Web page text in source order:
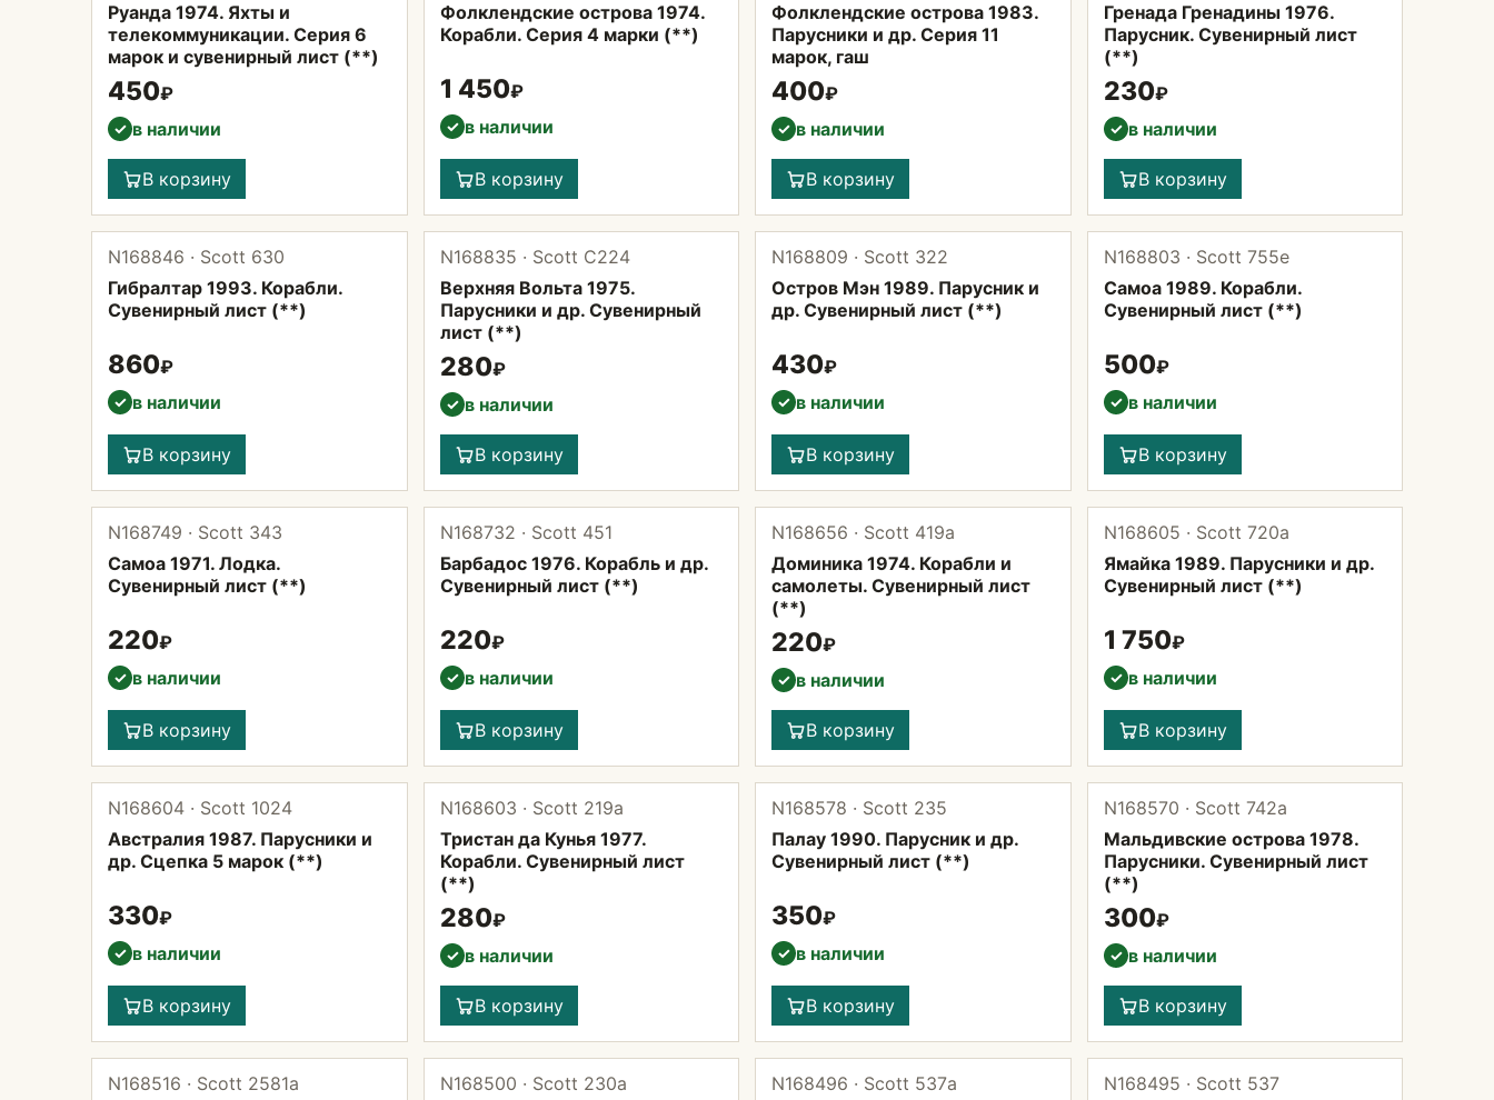
Руанда 1974. Яхты и
телекоммуникации. Серия 6
марок и сувенирный лист (**)
450₽
✓ в наличии
В корзину
Фолклендские острова 1974.
Корабли. Серия 4 марки (**)
1 450₽
✓ в наличии
В корзину
Фолклендские острова 1983.
Парусники и др. Серия 11
марок, гаш
400₽
✓ в наличии
В корзину
Гренада Гренадины 1976.
Парусник. Сувенирный лист
(**)
230₽
✓ в наличии
В корзину
N168846 · Scott 630
Гибралтар 1993. Корабли.
Сувенирный лист (**)
860₽
✓ в наличии
В корзину
N168835 · Scott С224
Верхняя Вольта 1975.
Парусники и др. Сувенирный
лист (**)
280₽
✓ в наличии
В корзину
N168809 · Scott 322
Остров Мэн 1989. Парусник и
др. Сувенирный лист (**)
430₽
✓ в наличии
В корзину
N168803 · Scott 755е
Самоа 1989. Корабли.
Сувенирный лист (**)
500₽
✓ в наличии
В корзину
N168749 · Scott 343
Самоа 1971. Лодка.
Сувенирный лист (**)
220₽
✓ в наличии
В корзину
N168732 · Scott 451
Барбадос 1976. Корабль и др.
Сувенирный лист (**)
220₽
✓ в наличии
В корзину
N168656 · Scott 419а
Доминика 1974. Корабли и
самолеты. Сувенирный лист
(**)
220₽
✓ в наличии
В корзину
N168605 · Scott 720а
Ямайка 1989. Парусники и др.
Сувенирный лист (**)
1 750₽
✓ в наличии
В корзину
N168604 · Scott 1024
Австралия 1987. Парусники и
др. Сцепка 5 марок (**)
330₽
✓ в наличии
В корзину
N168603 · Scott 219а
Тристан да Кунья 1977.
Корабли. Сувенирный лист
(**)
280₽
✓ в наличии
В корзину
N168578 · Scott 235
Палау 1990. Парусник и др.
Сувенирный лист (**)
350₽
✓ в наличии
В корзину
N168570 · Scott 742а
Мальдивские острова 1978.
Парусники. Сувенирный лист
(**)
300₽
✓ в наличии
В корзину
N168516 · Scott 2581а
N168500 · Scott 230а
N168496 · Scott 537а
N168495 · Scott 537